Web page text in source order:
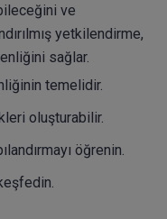
ve
yetkilendirme,
sağlar.
temelidir.
oluşturabilir.
öğrenin.